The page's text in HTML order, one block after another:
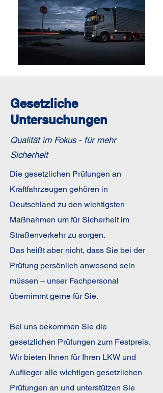
Gesetzliche
Untersuchungen
Qualität im Fokus - für mehr
Sicherheit
Die gesetzlichen Prüfungen an
Kraftfahrzeugen gehören in
Deutschland zu den wichtigsten
Maßnahmen um für Sicherheit im
Straßenverkehr zu sorgen.
Das heißt aber nicht, dass Sie bei der
Prüfung persönlich anwesend sein
müssen − unser Fachpersonal
übernimmt gerne für Sie.
Bei uns bekommen Sie die
gesetzlichen Prüfungen zum Festpreis.
Wir bieten Ihnen für Ihren LKW und
Auflieger alle wichtigen gesetzlichen
Prüfungen an und unterstützen Sie